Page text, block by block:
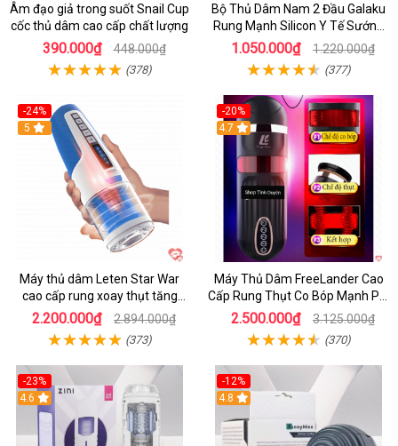
Âm đạo giả trong suốt Snail Cup
cốc thủ dâm cao cấp chất lượng
390.000₫ 448.000₫
(378)
Bộ Thủ Dâm Nam 2 Đầu Galaku
Rung Mạnh Silicon Y Tế Sướng
Tột Đỉnh
1.050.000₫ 1.220.000₫
(377)
-24%
5
Máy thủ dâm Leten Star War
cao cấp rung xoay thụt tăng
khoái cảm
2.200.000₫ 2.894.000₫
(373)
-20%
4.7
Máy Thủ Dâm FreeLander Cao
Cấp Rung Thụt Co Bóp Mạnh Pin
Sạc
2.500.000₫ 3.125.000₫
(370)
-23%
4.6
-12%
4.8